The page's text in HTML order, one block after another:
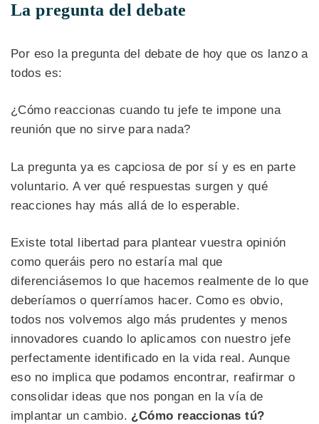
La pregunta del debate
Por eso la pregunta del debate de hoy que os lanzo a
todos es:
¿Cómo reaccionas cuando tu jefe te impone una
reunión que no sirve para nada?
La pregunta ya es capciosa de por sí y es en parte
voluntario. A ver qué respuestas surgen y qué
reacciones hay más allá de lo esperable.
Existe total libertad para plantear vuestra opinión
como queráis pero no estaría mal que
diferenciásemos lo que hacemos realmente de lo que
deberíamos o querríamos hacer. Como es obvio,
todos nos volvemos algo más prudentes y menos
innovadores cuando lo aplicamos con nuestro jefe
perfectamente identificado en la vida real. Aunque
eso no implica que podamos encontrar, reafirmar o
consolidar ideas que nos pongan en la vía de
implantar un cambio. ¿Cómo reaccionas tú?